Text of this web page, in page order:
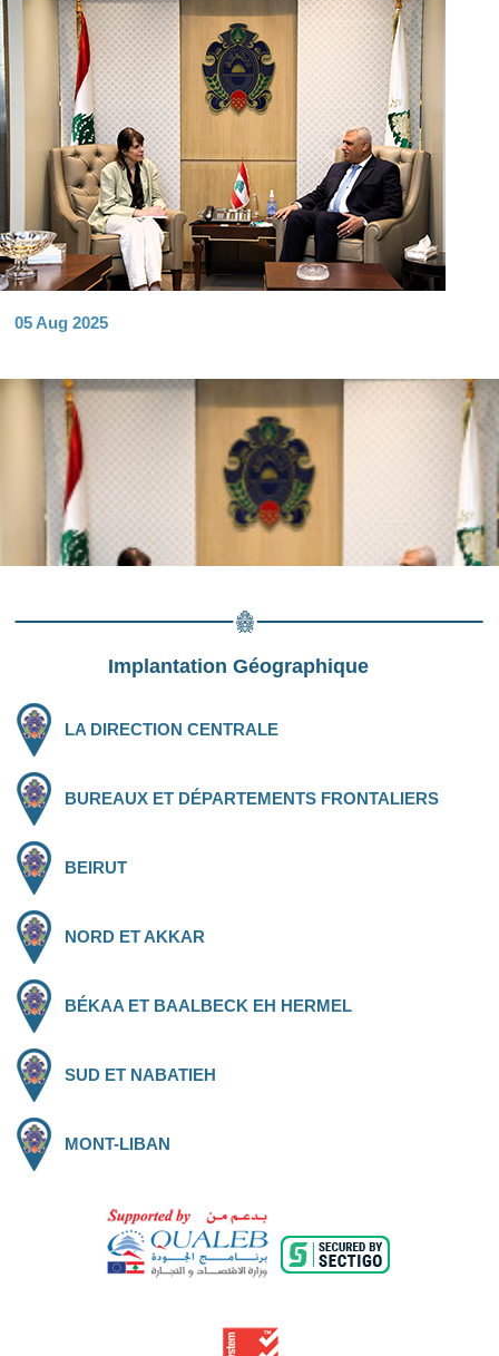
05 Aug 2025
Implantation Géographique
LA DIRECTION CENTRALE
BUREAUX ET DÉPARTEMENTS FRONTALIERS
BEIRUT
NORD ET AKKAR
BÉKAA ET BAALBECK EH HERMEL
SUD ET NABATIEH
MONT-LIBAN